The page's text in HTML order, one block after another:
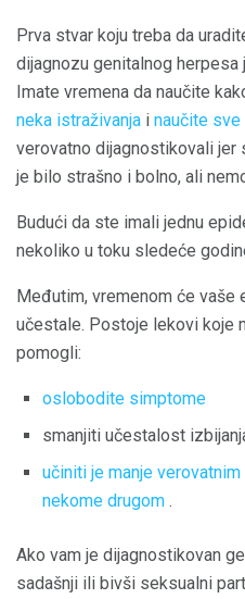
Prva stvar koju treba da
dijagnozu genitalnog
Imate vremena da naučite
neka istraživanja i naučite
verovatno dijagnostikovali
je bilo strašno i bolno, ali
Budući da ste imali jednu
nekoliko u toku sledeće
Međutim, vremenom će vaše
učestale. Postoje lekovi koje
pomogli:
oslobodite simptome
smanjiti učestalost
učiniti je manje
nekome drugom .
Ako vam je dijagnostikovan
sadašnji ili bivši seksualni